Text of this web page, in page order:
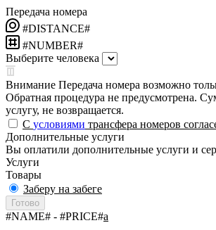
Передача номера
#DISTANCE#
#NUMBER#
Выберите человека
Внимание Передача номера возможно
Обратная процедура не предусмотрена.
услугу, не возвращается.
С условиями трансфера номеров
Дополнительные услуги
Вы оплатили дополнительные услуги и
Услуги
Товары
Заберу на забеге
Готово
#NAME# - #PRICE#a